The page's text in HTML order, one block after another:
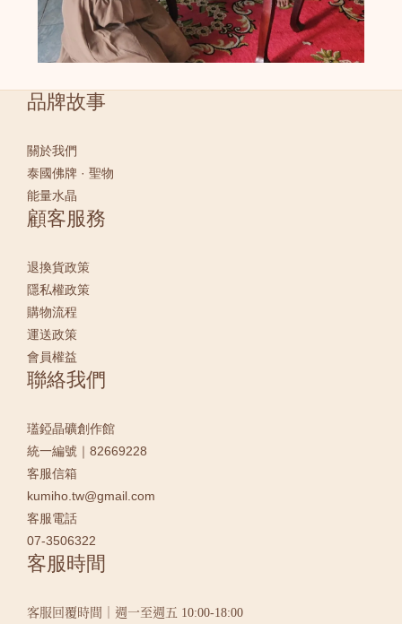
品牌故事
關於我們
泰國佛牌 · 聖物
能量水晶
顧客服務
退換貨政策
隱私權政策
購物流程
運送政策
會員權益
聯絡我們
瓂錏晶礦創作館
統一編號｜82669228
客服信箱
kumiho.tw@gmail.com
客服電話
07-3506322
客服時間
客服回覆時間｜週一至週五 10:00-18:00